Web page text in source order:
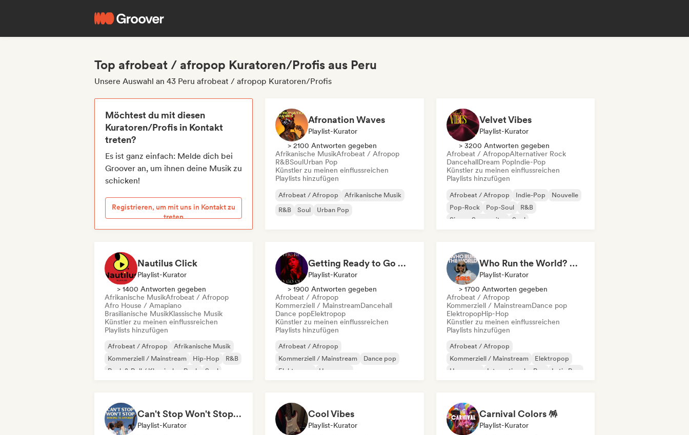
Top afrobeat / afropop Kuratoren/Profis aus Peru
Unsere Auswahl an 43 Peru afrobeat / afropop Kuratoren/Profis
Möchtest du mit diesen
Kuratoren/Profis in Kontakt
treten?
Es ist ganz einfach: Melde dich bei
Groover an, um ihnen deine Musik zu
schicken!
Registrieren, um mit uns in Kontakt zu
treten
Afronation Waves
Playlist-Kurator
> 2100 Antworten gegeben
Afrikanische MusikAfrobeat / Afropop
R&BSoulUrban Pop
Künstler zu meinen einflussreichen
Playlists hinzufügen
Afrobeat / Afropop
Afrikanische Musik
R&B
Soul Urban Pop
Velvet Vibes
Playlist-Kurator
> 3200 Antworten gegeben
Afrobeat / AfropopAlternativer Rock
DancehallDream PopIndie-Pop
Künstler zu meinen einflussreichen
Playlists hinzufügen
Afrobeat / Afropop Indie-Pop
Nouvelle
Pop-Rock
Pop-Soul
R&B
Singer-Songwriter
Soul
Nautilus Click
Playlist-Kurator
> 1400 Antworten gegeben
Afrikanische MusikAfrobeat / Afropop
Afro House / Amapiano
Brasilianische MusikKlassische Musik
Künstler zu meinen einflussreichen
Playlists hinzufügen
Afrobeat / Afropop
Afrikanische Musik
Kommerziell / Mainstream
Hip-Hop
R&B
Rock & Roll / Klassischer Rock
Soul
Getting Ready to Go Out 🍒💋
Playlist-Kurator
> 1900 Antworten gegeben
Afrobeat / Afropop
Kommerziell / MainstreamDancehall
Dance popElektropop
Künstler zu meinen einflussreichen
Playlists hinzufügen
Afrobeat / Afropop
Kommerziell / Mainstream
Dance pop
Elektropop
Hyperpop
Who Run the World? Girls! 🔥 Female Empowerment Pop & Girl-Power Anthems
Playlist-Kurator
> 1700 Antworten gegeben
Afrobeat / Afropop
Kommerziell / MainstreamDance pop
ElektropopHip-Hop
Künstler zu meinen einflussreichen
Playlists hinzufügen
Afrobeat / Afropop
Kommerziell / Mainstream
Elektropop
Hyperpop
Internationaler Pop
Latin Pop
Can't Stop Won't Stop 🪩 Electropop, Dance-Pop & Nu Disco
Playlist-Kurator
Cool Vibes
Playlist-Kurator
Carnival Colors 🪅
Playlist-Kurator